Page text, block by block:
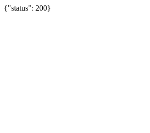
{"status": 200}